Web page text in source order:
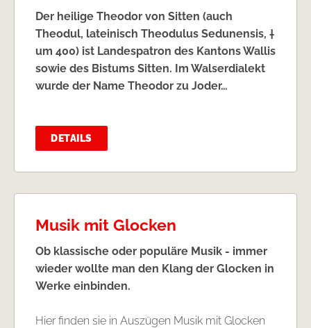
Der heilige Theodor von Sitten (auch
Theodul, lateinisch Theodulus Sedunensis, †
um 400) ist Landespatron des Kantons Wallis
sowie des Bistums Sitten. Im Walserdialekt
wurde der Name Theodor zu Joder…
DETAILS
Musik mit Glocken
Ob klassische oder populäre Musik - immer
wieder wollte man den Klang der Glocken in
Werke einbinden.
Hier finden sie in Auszügen Musik mit Glocken